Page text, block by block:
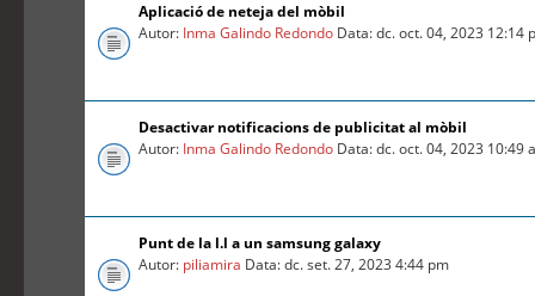
Aplicació de neteja del mòbil
Autor: Inma Galindo Redondo Data: dc. oct. 04, 2023 12:14
Desactivar notificacions de publicitat al mòbil
Autor: Inma Galindo Redondo Data: dc. oct. 04, 2023 10:49
Punt de la l.l a un samsung galaxy
Autor: piliamira Data: dc. set. 27, 2023 4:44 pm